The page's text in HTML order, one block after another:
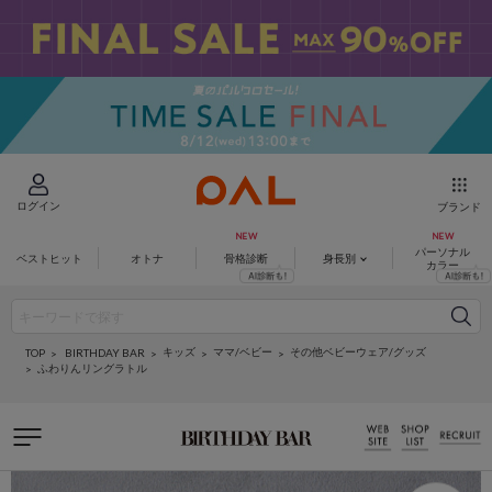
ログイン ブランド
ベストヒット オトナ 骨格診断 身長別
パーソナル
カラー
TOP BIRTHDAY BAR キッズ ママ/ベビー
その他ベビーウェア/グッズ
ふわりんリングラトル